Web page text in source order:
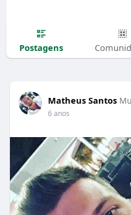
Postagens
Matheus Santos
6 anos